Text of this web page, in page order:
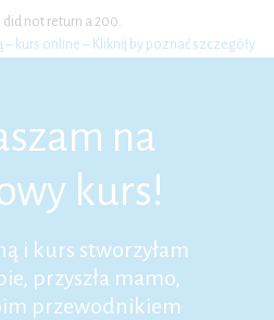
did not return a 200.
– kurs online – Kliknij by poznać szczegóły
na
kurs!
i kurs stworzyłam
przyszła mamo,
przewodnikiem